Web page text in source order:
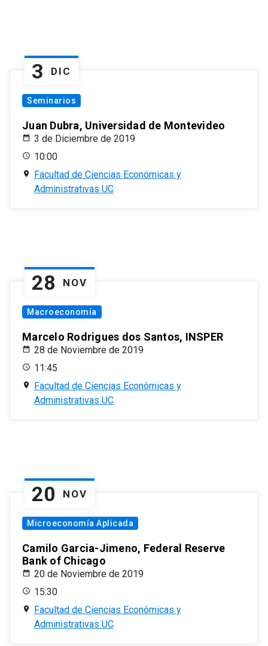
3 DIC
Seminarios
Juan Dubra, Universidad de Montevideo
3 de Diciembre de 2019
10:00
Facultad de Ciencias Económicas y
Administrativas UC
28 NOV
Macroeconomía
Marcelo Rodrigues dos Santos, INSPER
28 de Noviembre de 2019
11:45
Facultad de Ciencias Económicas y
Administrativas UC
20 NOV
Microeconomía Aplicada
Camilo Garcia-Jimeno, Federal Reserve
Bank of Chicago
20 de Noviembre de 2019
15:30
Facultad de Ciencias Económicas y
Administrativas UC